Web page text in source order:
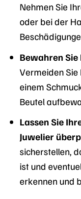
Nehmen Sie
oder bei der
Bewahren
Vermeiden Sie
einem
Beutel
Lassen Sie
Juwelier
sicherstellen,
ist und
erkennen und